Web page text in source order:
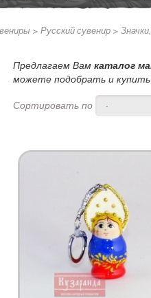
> Русский сувенир >
Предлагаем Вам каталог
можете подобрать и
Сортировать по
-